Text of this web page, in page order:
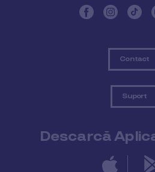
Contact
Suport
Descarcă